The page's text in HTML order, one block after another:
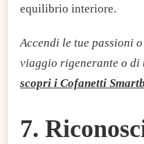
equilibrio interiore.
Accendi le tue passioni
viaggio rigenerante o di
scopri i Cofanetti
7.